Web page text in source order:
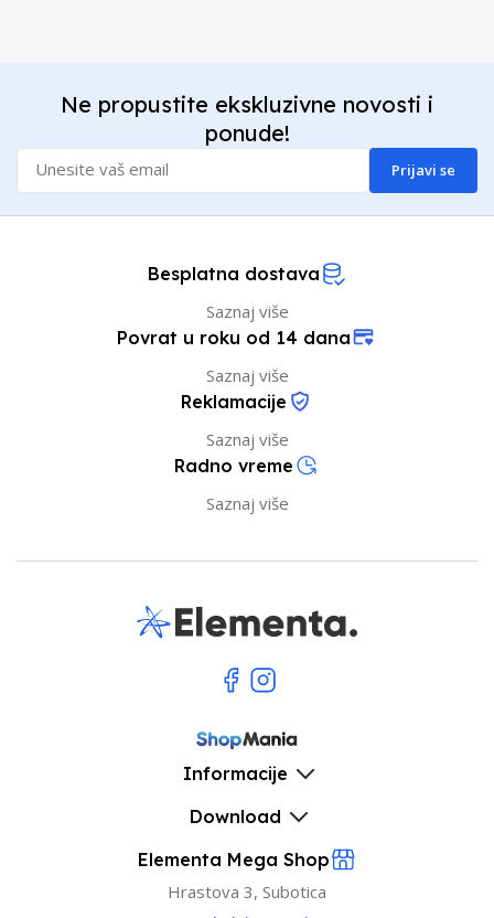
Ne propustite ekskluzivne novosti i
ponude!
Prijavi se
Besplatna dostava
Saznaj više
Povrat u roku od 14 dana
Saznaj više
Reklamacije
Saznaj više
Radno vreme
Saznaj više
Informacije
Download
Elementa Mega Shop
Hrastova 3, Subotica